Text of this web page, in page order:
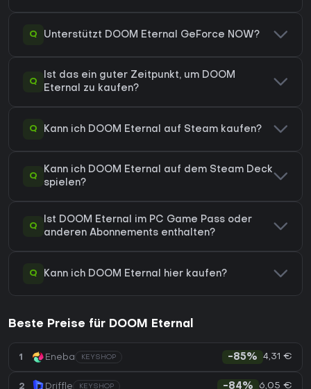
Q Unterstützt DOOM Eternal GeForce NOW?
Q
Ist das ein guter Zeitpunkt, um DOOM
Eternal zu kaufen?
Q Kann ich DOOM Eternal auf Steam kaufen?
Q
Kann ich DOOM Eternal auf dem Steam Deck
spielen?
Q
Ist DOOM Eternal im PC Game Pass oder
anderen Abonnements enthalten?
Q Kann ich DOOM Eternal hier kaufen?
Beste Preise für DOOM Eternal
1 Eneba KEYSHOP -85% 4,31 €
2 Driffle KEYSHOP -84% 6,05 €